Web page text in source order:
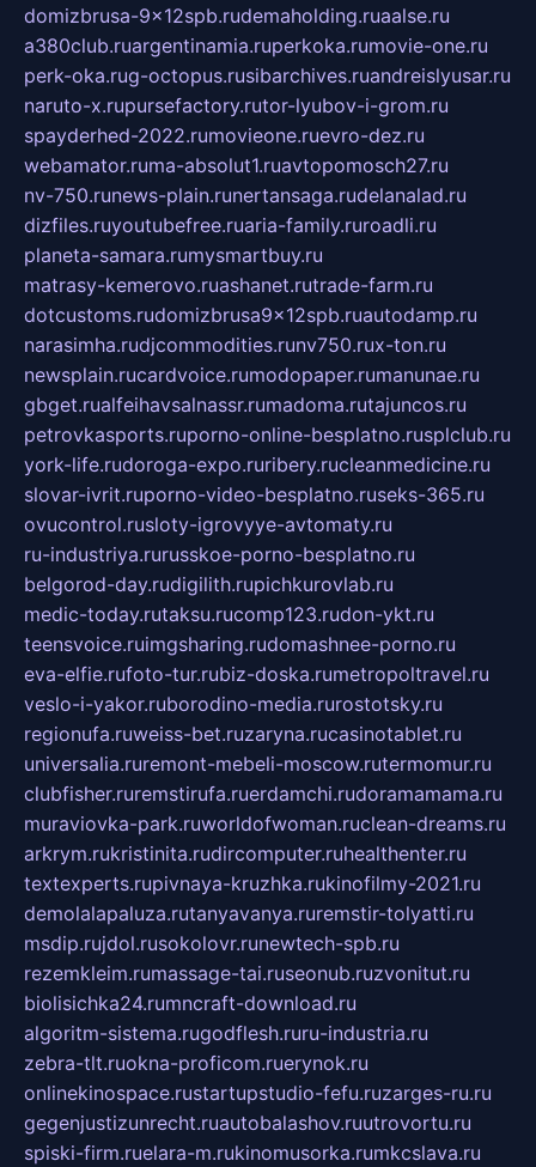
domizbrusa-9x12spb.rudemaholding.ruaalse.ru
a380club.ruargentinamia.ruperkoka.rumovie-one.ru
perk-oka.rug-octopus.rusibarchives.ruandreislyusar.ru
naruto-x.rupursefactory.rutor-lyubov-i-grom.ru
spayderhed-2022.rumovieone.ruevro-dez.ru
webamator.ruma-absolut1.ruavtopomosch27.ru
nv-750.runews-plain.runertansaga.rudelanalad.ru
dizfiles.ruyoutubefree.ruaria-family.ruroadli.ru
planeta-samara.rumysmartbuy.ru
matrasy-kemerovo.ruashanet.rutrade-farm.ru
dotcustoms.rudomizbrusa9x12spb.ruautodamp.ru
narasimha.rudjcommodities.runv750.rux-ton.ru
newsplain.rucardvoice.rumodopaper.rumanunae.ru
gbget.rualfeihavsalnassr.rumadoma.rutajuncos.ru
petrovkasports.ruporno-online-besplatno.rusplclub.ru
york-life.rudoroga-expo.ruribery.rucleanmedicine.ru
slovar-ivrit.ruporno-video-besplatno.ruseks-365.ru
ovucontrol.rusloty-igrovyye-avtomaty.ru
ru-industriya.rurusskoe-porno-besplatno.ru
belgorod-day.rudigilith.rupichkurovlab.ru
medic-today.rutaksu.rucomp123.rudon-ykt.ru
teensvoice.ruimgsharing.rudomashnee-porno.ru
eva-elfie.rufoto-tur.rubiz-doska.rumetropoltravel.ru
veslo-i-yakor.ruborodino-media.rurostotsky.ru
regionufa.ruweiss-bet.ruzaryna.rucasinotablet.ru
universalia.ruremont-mebeli-moscow.rutermomur.ru
clubfisher.ruremstirufa.ruerdamchi.rudoramamama.ru
muraviovka-park.ruworldofwoman.ruclean-dreams.ru
arkrym.rukristinita.rudircomputer.ruhealthenter.ru
textexperts.rupivnaya-kruzhka.rukinofilmy-2021.ru
demolalapaluza.rutanyavanya.ruremstir-tolyatti.ru
msdip.rujdol.rusokolovr.runewtech-spb.ru
rezemkleim.rumassage-tai.ruseonub.ruzvonitut.ru
biolisichka24.rumncraft-download.ru
algoritm-sistema.rugodflesh.ruru-industria.ru
zebra-tlt.ruokna-proficom.ruerynok.ru
onlinekinospace.rustartupstudio-fefu.ruzarges-ru.ru
gegenjustizunrecht.ruautobalashov.ruutrovortu.ru
spiski-firm.ruelara-m.rukinomusorka.rumkcslava.ru